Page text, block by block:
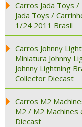
Carros Jada Toys /
Jada Toys /
1/24 2011 Brasil
Carros Johnny
Miniatura Johnny
Johnny Lightning
Collector Diecast
Carros M2
M2 / M2 Machines
Diecast